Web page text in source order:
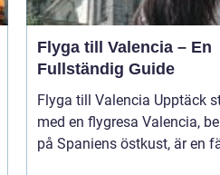
Flyga till Valencia – En
Fullständig Guide
Flyga till Valencia Upptäck staden
med en flygresa Valencia, beläget
på Spaniens östkust, är en